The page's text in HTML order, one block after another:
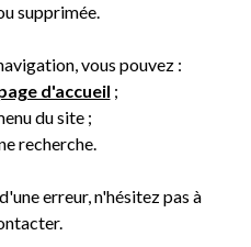
supprimée.
vous pouvez :
d'accueil ;
du site ;
recherche.
erreur, n'hésitez pas à